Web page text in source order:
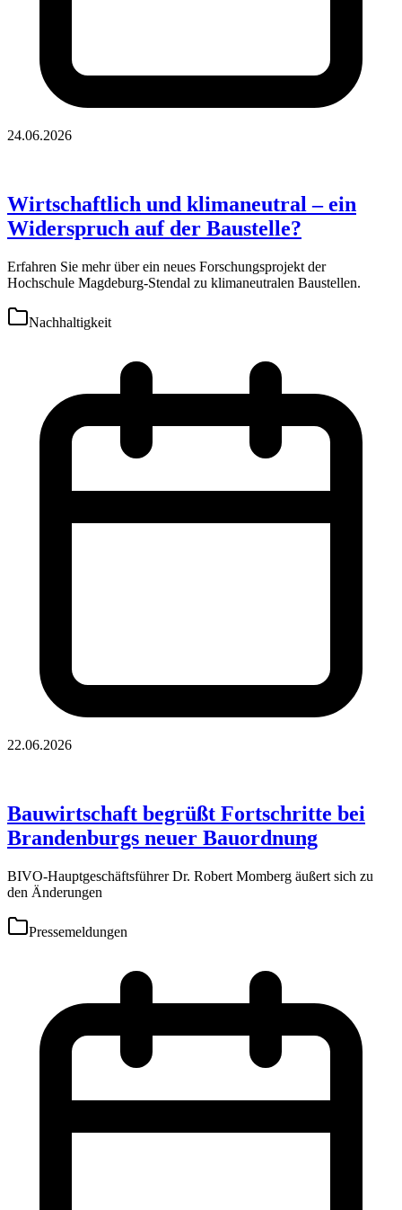
24.06.2026
Wirtschaftlich und klimaneutral – ein
Widerspruch auf der Baustelle?
Erfahren Sie mehr über ein neues Forschungsprojekt der
Hochschule Magdeburg-Stendal zu klimaneutralen Baustellen.
Nachhaltigkeit
22.06.2026
Bauwirtschaft begrüßt Fortschritte bei
Brandenburgs neuer Bauordnung
BIVO-Hauptgeschäftsführer Dr. Robert Momberg äußert sich zu
den Änderungen
Pressemeldungen